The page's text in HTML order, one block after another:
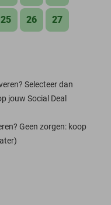
25 26 27
Selecteer dan
jouw Social Deal
Geen zorgen: koop